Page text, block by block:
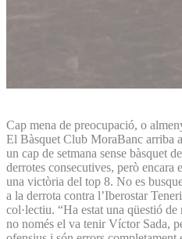
Cap mena de preocupació, o
El Bàsquet Club MoraBanc arriba
un cap de setmana sense bàsquet
derrotes consecutives, però encara
una victòria del top 8. No es
a la derrota contra l’Iberostar
col·lectiu. “Ha estat una qüestió
no només el va tenir Víctor Sada,